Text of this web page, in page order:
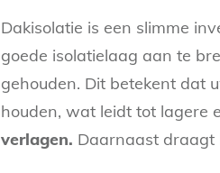
Dakisolatie is een slimme
goede isolatielaag aan te
gehouden. Dit betekent dat
houden, wat leidt tot lagere
verlagen. Daarnaast draagt